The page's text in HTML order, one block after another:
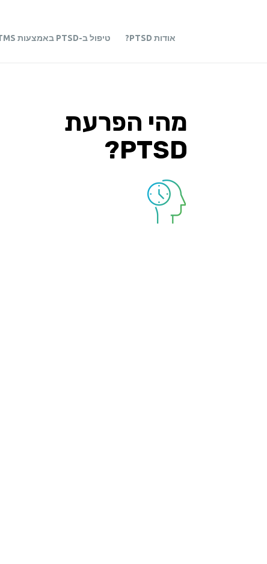
אודות PTSD? טיפול ב-PTSD באמצעות Deep TMS
מהי הפרעת
PTSD?